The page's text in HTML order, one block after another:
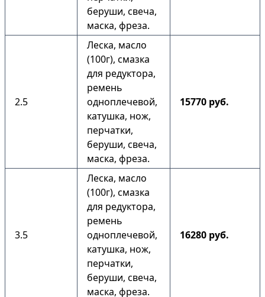
беруши, свеча,
маска, фреза.
2.5
Леска, масло
(100г), смазка
для редуктора,
ремень
одноплечевой,
катушка, нож,
перчатки,
беруши, свеча,
маска, фреза.
15770 руб.
3.5
Леска, масло
(100г), смазка
для редуктора,
ремень
одноплечевой,
катушка, нож,
перчатки,
беруши, свеча,
маска, фреза.
16280 руб.